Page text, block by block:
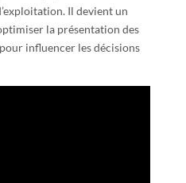
Il devient un
la présentation des
influencer les décisions